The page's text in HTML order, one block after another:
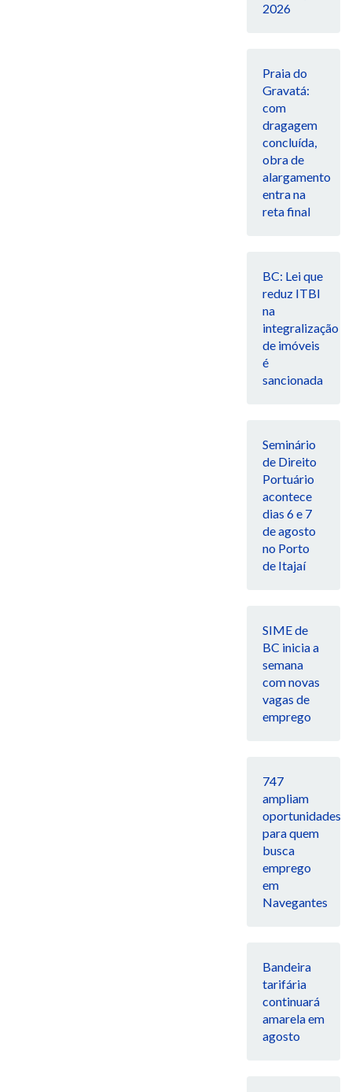
2026
Praia do
Gravatá:
com
dragagem
concluída,
obra de
alargamento
entra na
reta final
BC: Lei que
reduz ITBI
na
integralização
de imóveis
é
sancionada
Seminário
de Direito
Portuário
acontece
dias 6 e 7
de agosto
no Porto
de Itajaí
SIME de
BC inicia a
semana
com novas
vagas de
emprego
747
ampliam
oportunidades
para quem
busca
emprego
em
Navegantes
Bandeira
tarifária
continuará
amarela em
agosto